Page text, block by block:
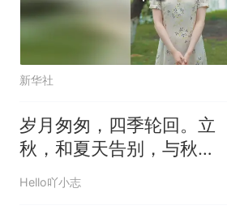
新华社
岁月匆匆，四季轮回。立
秋，和夏天告别，与秋天
相拥～
Hello吖小志